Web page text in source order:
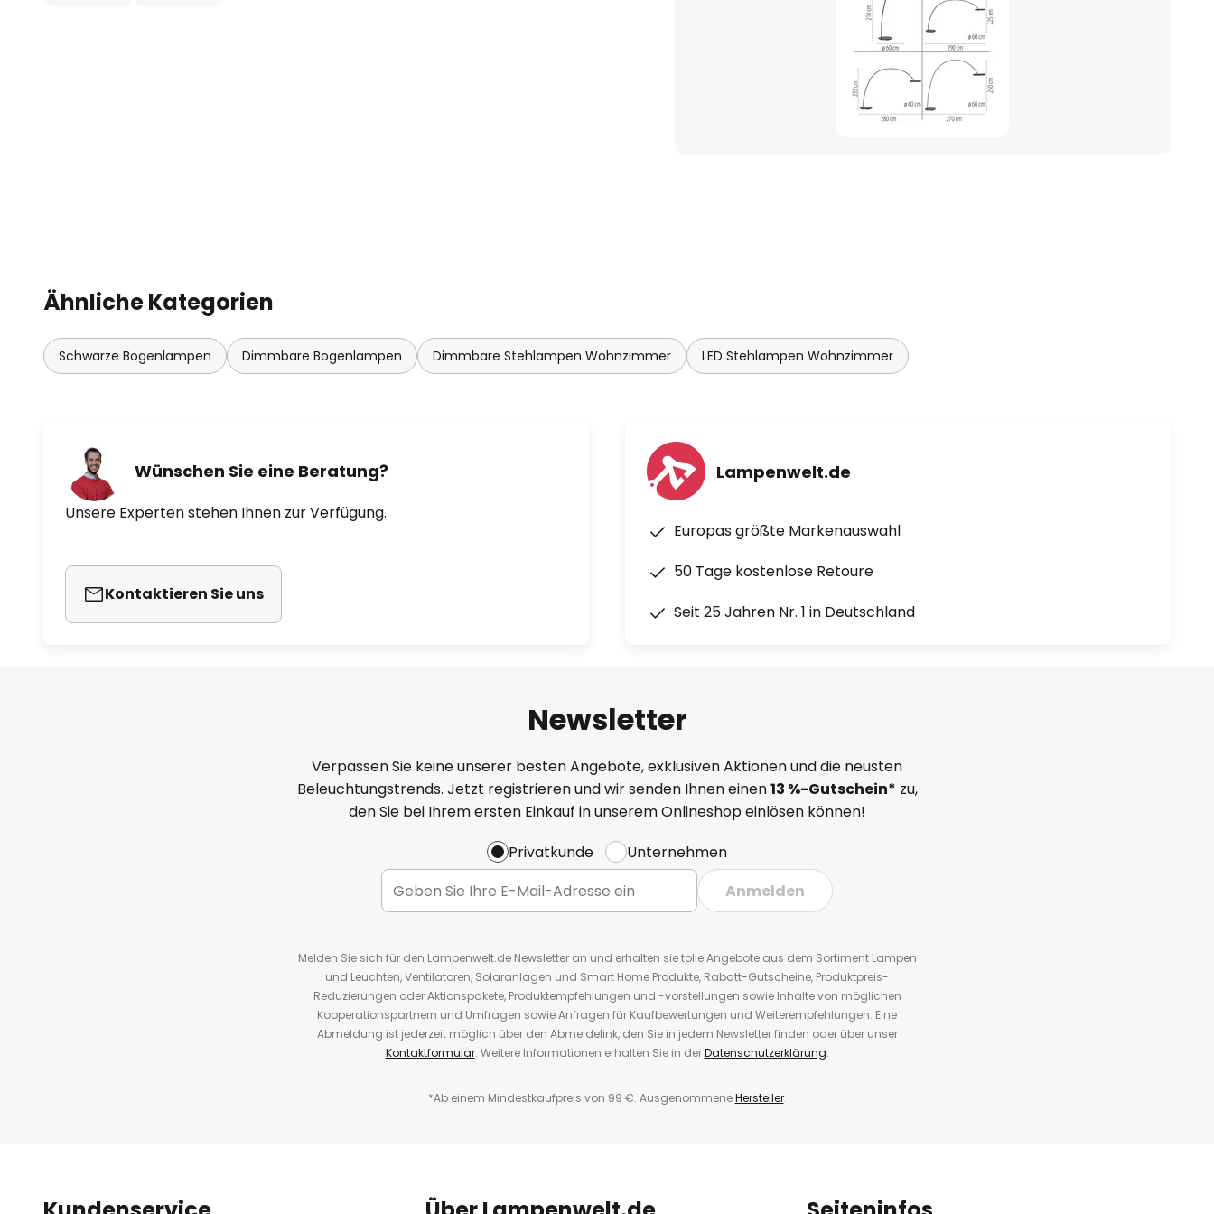
Ähnliche Kategorien
Schwarze Bogenlampen Dimmbare Bogenlampen Dimmbare Stehlampen Wohnzimmer LED Stehlampen Wohnzimmer
Wünschen Sie eine Beratung?
Unsere Experten stehen Ihnen zur Verfügung.
Kontaktieren Sie uns
Lampenwelt.de
Europas größte Markenauswahl
50 Tage kostenlose Retoure
Seit 25 Jahren Nr. 1 in Deutschland
Newsletter
Verpassen Sie keine unserer besten Angebote, exklusiven Aktionen und die neusten
Beleuchtungstrends. Jetzt registrieren und wir senden Ihnen einen13 %-Gutschein* zu,
den Sie bei Ihrem ersten Einkauf in unserem Onlineshop einlösen können!
Privatkunde
Unternehmen
Anmelden
Melden Sie sich für den Lampenwelt.de Newsletter an und erhalten sie tolle Angebote aus dem Sortiment Lampen
und Leuchten, Ventilatoren, Solaranlagen und Smart Home Produkte, Rabatt-Gutscheine, Produktpreis-
Reduzierungen oder Aktionspakete, Produktempfehlungen und -vorstellungen sowie Inhalte von möglichen
Kooperationspartnern und Umfragen sowie Anfragen für Kaufbewertungen und Weiterempfehlungen. Eine
Abmeldung ist jederzeit möglich über den Abmeldelink, den Sie in jedem Newsletter finden oder über unser
Kontaktformular. Weitere Informationen erhalten Sie in derDatenschutzerklärung.
*Ab einem Mindestkaufpreis von 99 €. AusgenommeneHersteller.